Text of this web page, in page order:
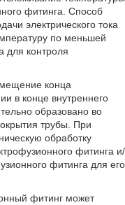
фитинга. Способ
электрического тока
по меньшей
для контроля
конца
в конце внутреннего
образовано во
трубы. При
обработку
фитинга и/
фитинга для его
фитинг может